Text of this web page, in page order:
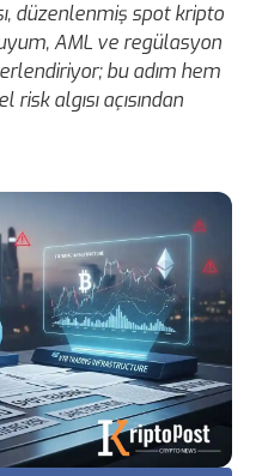
düzenlenmiş spot kripto
AML ve regülasyon
bu adım hem
algısı açısından